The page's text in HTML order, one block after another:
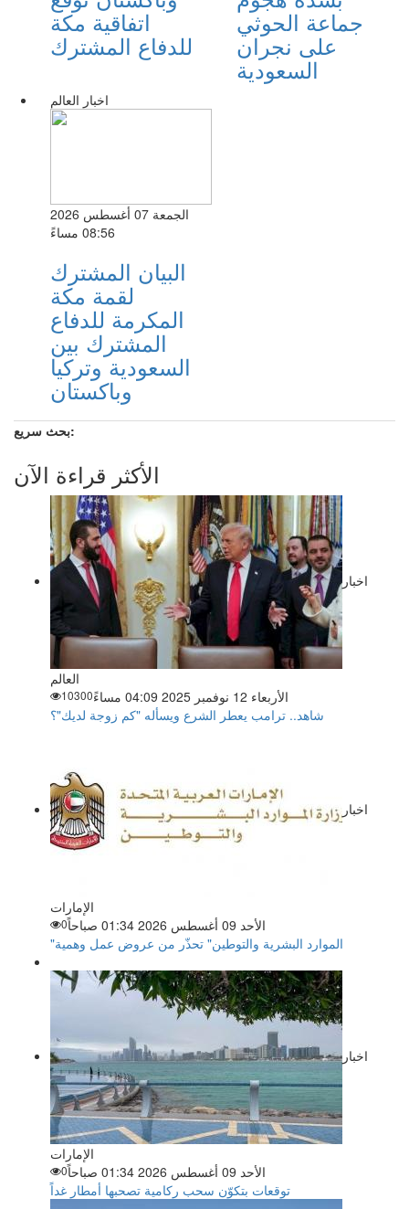
اتفاقية مكة
للدفاع المشترك
جماعة الحوثي
على نجران
السعودية
اخبار العالم
الجمعة 07 أغسطس 2026
08:56 مساءً
البيان المشترك
لقمة مكة
المكرمة للدفاع
المشترك بين
السعودية وتركيا
وباكستان
بحث سريع:
الأكثر قراءة الآن
اخبار
العالم
الأربعاء 12 نوفمبر 2025 04:09 مساءً
10300
شاهد.. ترامب يعطر الشرع ويسأله "كم زوجة لديك"؟
اخبار
الإمارات
الأحد 09 أغسطس 2026 01:34 صباحاً
0
"الموارد البشرية والتوطين" تحذّر من عروض عمل وهمية
اخبار
الإمارات
الأحد 09 أغسطس 2026 01:34 صباحاً
0
توقعات بتكوّن سحب ركامية تصحبها أمطار غداً